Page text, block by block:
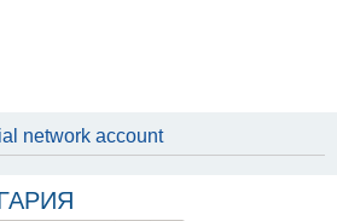
network account